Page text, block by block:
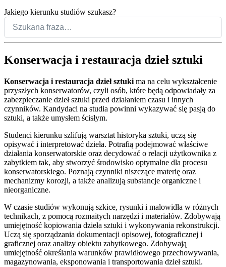
Jakiego kierunku studiów szukasz?
Konserwacja i restauracja dzieł sztuki
Konserwacja i restauracja dzieł sztuki ma na celu wykształcenie
przyszłych konserwatorów, czyli osób, które będą odpowiadały za
zabezpieczanie dzieł sztuki przed działaniem czasu i innych
czynników. Kandydaci na studia powinni wykazywać się pasją do
sztuki, a także umysłem ścisłym.
Studenci kierunku szlifują warsztat historyka sztuki, uczą się
opisywać i interpretować dzieła. Potrafią podejmować właściwe
działania konserwatorskie oraz decydować o relacji użytkownika z
zabytkiem tak, aby stworzyć środowisko optymalne dla procesu
konserwatorskiego. Poznają czynniki niszczące materię oraz
mechanizmy korozji, a także analizują substancje organiczne i
nieorganiczne.
W czasie studiów wykonują szkice, rysunki i malowidła w różnych
technikach, z pomocą rozmaitych narzędzi i materiałów. Zdobywają
umiejętność kopiowania dzieła sztuki i wykonywania rekonstrukcji.
Uczą się sporządzania dokumentacji opisowej, fotograficznej i
graficznej oraz analizy obiektu zabytkowego. Zdobywają
umiejętność określania warunków prawidłowego przechowywania,
magazynowania, eksponowania i transportowania dzieł sztuki.